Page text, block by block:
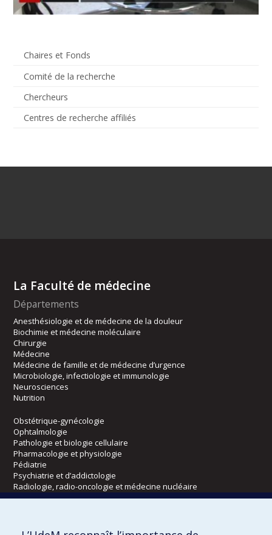
Chaires et Fonds
Comité de la recherche
Chercheurs
Centres de recherche affiliés
La Faculté de médecine
Départements
Anesthésiologie et de médecine de la douleur
Biochimie et médecine moléculaire
Chirurgie
Médecine
Médecine de famille et de médecine d’urgence
Microbiologie, infectiologie et immunologie
Neurosciences
Nutrition
Obstétrique-gynécologie
Ophtalmologie
Pathologie et biologie cellulaire
Pharmacologie et physiologie
Pédiatrie
Psychiatrie et d’addictologie
Radiologie, radio-oncologie et médecine nucléaire